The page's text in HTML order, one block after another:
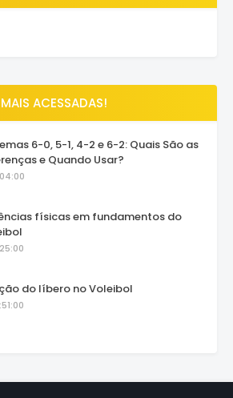
MAIS ACESSADAS!
6-0, 5-1, 4-2 e 6-2: Quais São as
e Quando Usar?
físicas em fundamentos do
do líbero no Voleibol